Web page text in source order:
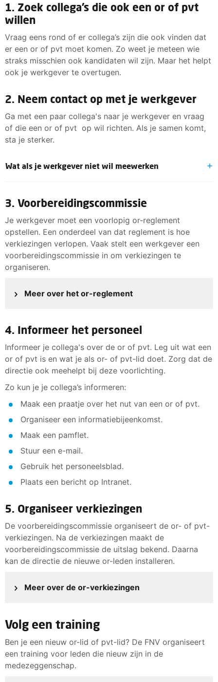
1. Zoek collega’s die ook een or of pvt
willen
Vraag eens rond of er collega’s zijn die ook vinden dat
er een or of pvt moet komen. Zo weet je meteen wie
straks misschien ook kandidaten wil zijn. Maar het helpt
ook je werkgever te overtugen.
2. Neem contact op met je werkgever
Ga met een paar collega's naar je werkgever en vraag
of die een or of pvt op wil richten. Als je samen komt,
sta je sterker.
Wat als je werkgever niet wil meewerken
bestuurder kan je hierbij helpen.
Doordat collega's op de werkvloer meepraten,
De or of pvt zorgt voor meer steun voor het beleid
De or of pvt kan positief zijn voor besluiten van de
Door een or of pvt zijn collega's meer betrokken bij
3. Voorbereidingscommissie
Je werkgever moet een voorlopig or-reglement
opstellen. Een onderdeel van dat reglement is hoe
verkiezingen verlopen. Vaak stelt een werkgever een
voorbereidingscommissie in om verkiezingen te
organiseren.
Meer over het or-reglement
4. Informeer het personeel
Informeer je collega's over de or of pvt. Leg uit wat een
or of pvt is en wat je als or- of pvt-lid doet. Zorg dat de
directie ook meehelpt bij deze voorlichting.
Zo kun je je collega’s informeren:
Maak een praatje over het nut van een or of pvt.
Organiseer een informatiebijeenkomst.
Maak een pamflet.
Stuur een e-mail.
Gebruik het personeelsblad.
Plaats een bericht op Intranet.
5. Organiseer verkiezingen
De voorbereidingscommissie organiseert de or- of pvt-
verkiezingen. Na de verkiezingen maakt de
voorbereidingscommissie de uitslag bekend. Daarna
kan de directie de nieuwe or-leden installeren.
Meer over de or-verkiezingen
Volg een training
Ben je een nieuw or-lid of pvt-lid? De FNV organiseert
een training voor leden die nieuw zijn in de
medezeggenschap.